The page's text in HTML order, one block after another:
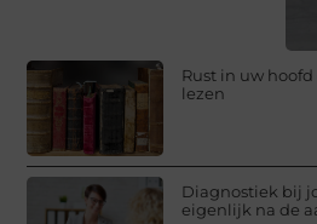
Rust in uw
lezen
Diagnostiek bij
eigenlijk na de